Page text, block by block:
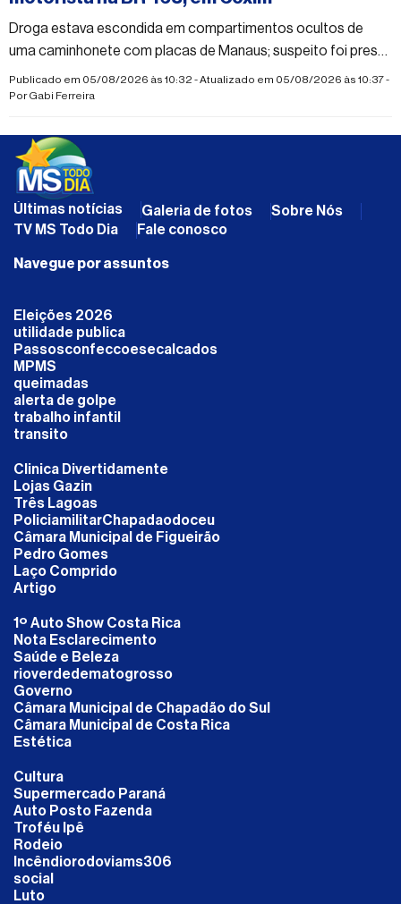
Droga estava escondida em compartimentos ocultos de
uma caminhonete com placas de Manaus; suspeito foi preso
em flagrante por tráfico
Publicado em 05/08/2026 às 10:32 - Atualizado em 05/08/2026 às 10:37 -
PorGabi Ferreira
Últimas notícias Galeria de fotos
Sobre Nós
TV MS Todo Dia
Fale conosco
Navegue por assuntos
Eleições 2026
utilidade publica
Passosconfeccoesecalcados
MPMS
queimadas
alerta de golpe
trabalho infantil
transito
Clinica Divertidamente
Lojas Gazin
Três Lagoas
PoliciamilitarChapadaodoceu
Câmara Municipal de Figueirão
Pedro Gomes
Laço Comprido
Artigo
1º Auto Show Costa Rica
Nota Esclarecimento
Saúde e Beleza
rioverdedematogrosso
Governo
Câmara Municipal de Chapadão do Sul
Câmara Municipal de Costa Rica
Estética
Cultura
Supermercado Paraná
Auto Posto Fazenda
Troféu Ipê
Rodeio
Incêndiorodoviams306
social
Luto